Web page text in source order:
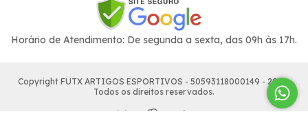
Horário de Atendimento: De segunda a sexta, das 09h às 17h.
Copyright FUTX ARTIGOS ESPORTIVOS - 50593118000149 - 2026.
Todos os direitos reservados.